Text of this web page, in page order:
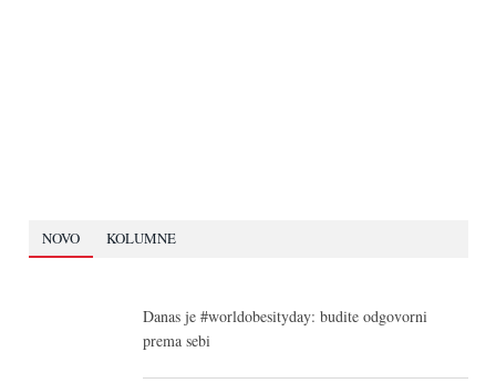
NOVO KOLUMNE
Danas je #worldobesityday: budite odgovorni
prema sebi